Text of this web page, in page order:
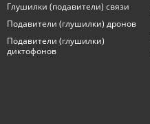
Глушилки (подавители) связи
Подавители (глушилки) дронов
Подавители (глушилки)
диктофонов